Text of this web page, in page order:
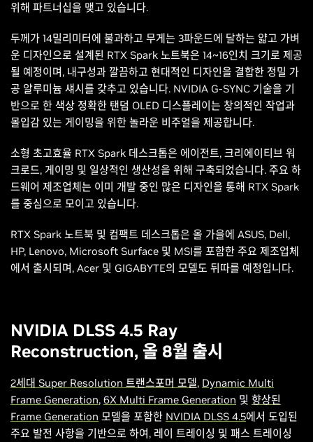
위해 파트너십을 맺고 있습니다.
두께가 14밀리미터에 불과하고 무게는 3파운드에 달하는 얇고 가벼
운 디자인으로 설계된 RTX Spark 노트북은 14~16인치 크기로 제공
될 예정이며, 내구성과 깔끔하고 현대적인 디자인을 결합한 정밀 가
공 알루미늄 섀시를 갖추고 있습니다. NVIDIA G-SYNC 기술을 기
반으로 한 색상 정확한 탠덤 OLED 디스플레이는 창의적인 작업과
몰입감 있는 게이밍을 위한 놀라운 비주얼을 제공합니다.
소형 초고효율 RTX Spark 데스크톱은 에이전트, 크리에이티브 워
크로드, 게이밍 및 일상적인 생산성을 위해 구축되었습니다. 주요 하
드웨어 제조업체는 이미 개발 중인 많은 디자인을 통해 RTX Spark
를 중심으로 모이고 있습니다.
RTX Spark 노트북 및 컴팩트 데스크톱은 올 가을에 ASUS, Dell,
HP, Lenovo, Microsoft Surface 및 MSI를 포함한 주요 제조업체
에서 출시되며, Acer 및 GIGABYTE의 모델도 뒤따를 예정입니다.
NVIDIA DLSS 4.5 Ray
Reconstruction, 올 8월 출시
2세대 Super Resolution 트랜스포머 모델, Dynamic Multi
Frame Generation, 6X Multi Frame Generation 및 향상된
Frame Generation 모델을 포함한 NVIDIA DLSS 4.5에서 도입된
주요 발전 사항을 기반으로 하여, 레이 트레이싱 및 패스 트레이싱